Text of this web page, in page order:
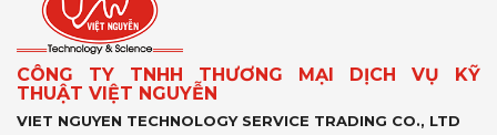
CÔNG TY TNHH THƯƠNG MẠI DỊCH VỤ KỸ
THUẬT VIỆT NGUYỄN
VIET NGUYEN TECHNOLOGY SERVICE TRADING CO., LTD